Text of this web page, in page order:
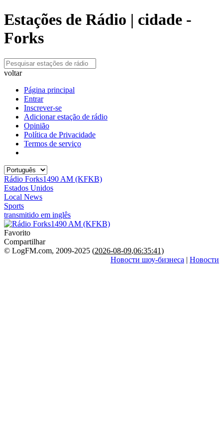
Estações de Rádio | cidade -
Forks
voltar
Página principal
Entrar
Inscrever-se
Adicionar estação de rádio
Opinião
Política de Privacidade
Termos de serviço
Rádio Forks1490 AM (KFKB)
Estados Unidos
Local News
Sports
transmitido em inglês
Favorito
Compartilhar
© LogFM.com, 2009-2025 (2026-08-09,06:35:41)
Новости шоу-бизнеса | Новости